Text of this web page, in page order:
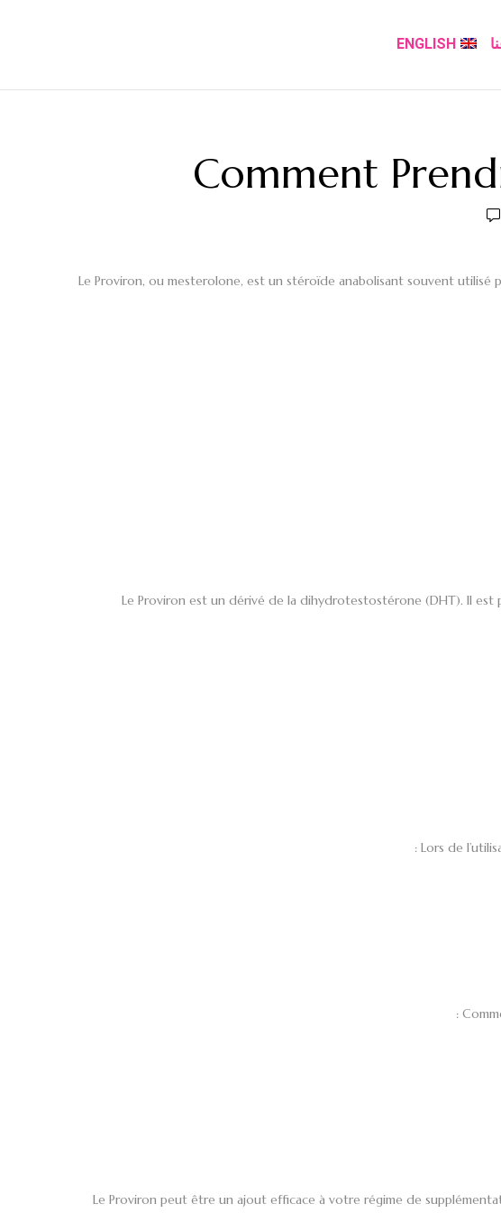
ENGLISH
Comment
Le Proviron, ou mesterolone, est un stéroïde anabolisant souvent
Le Proviron est un dérivé de la dihydrotestostérone (DHT). Il
Lors de
Le Proviron peut être un ajout efficace à votre régime de